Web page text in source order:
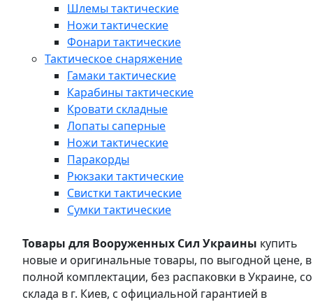
Шлемы тактические
Ножи тактические
Фонари тактические
Тактическое снаряжение
Гамаки тактические
Карабины тактические
Кровати складные
Лопаты саперные
Ножи тактические
Паракорды
Рюкзаки тактические
Свистки тактические
Сумки тактические
Товары для Вооруженных Сил Украины купить
новые и оригинальные товары, по выгодной цене, в
полной комплектации, без распаковки в Украине, со
склада в г. Киев, с официальной гарантией в